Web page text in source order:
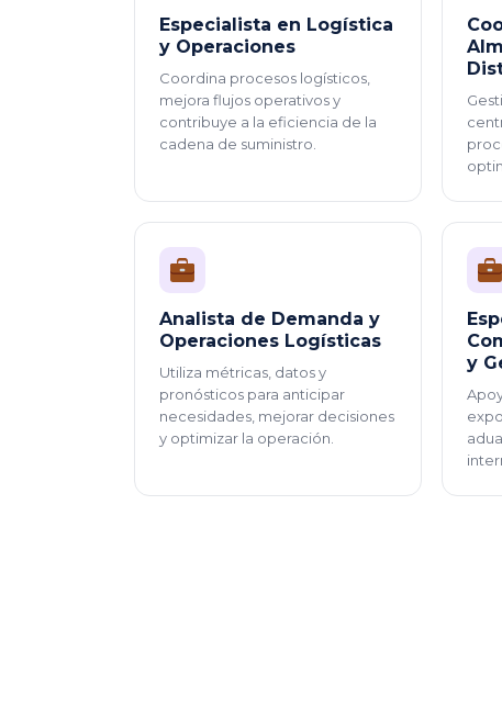
Especialista en Logística
y Operaciones
Coordina procesos logísticos,
mejora flujos operativos y
contribuye a la eficiencia de la
cadena de suministro.
Analista de Demanda y
Operaciones Logísticas
Utiliza métricas, datos y
pronósticos para anticipar
necesidades, mejorar decisiones
y optimizar la operación.
y